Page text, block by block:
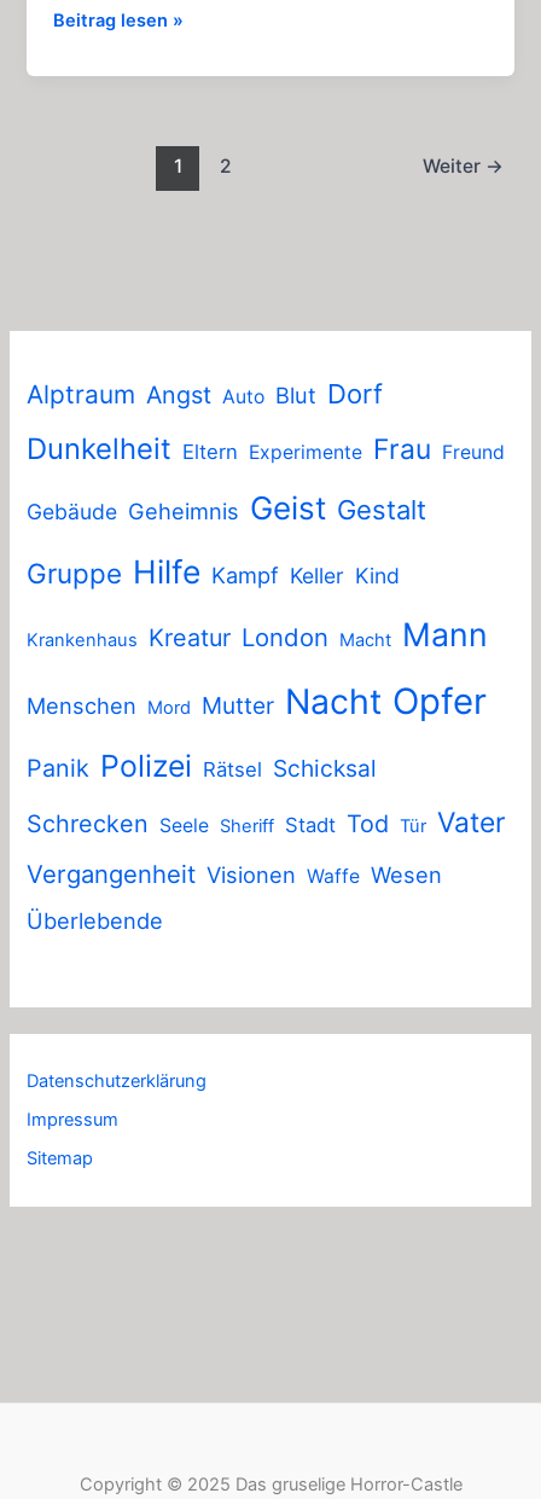
Alptraum Angst Auto Blut Dorf
Dunkelheit Eltern Experimente Frau Freund
Gebäude Geheimnis Geist Gestalt
Gruppe Hilfe Kampf Keller Kind
Krankenhaus Kreatur London Macht Mann
Menschen Mord Mutter Nacht Opfer
Panik Polizei Rätsel Schicksal
Schrecken
Seele Sheriff Stadt Tod Tür Vater
Vergangenheit Visionen Waffe Wesen
Überlebende
Datenschutzerklärung
Impressum
Sitemap
Das
Parfüm:
Beitrag lesen »
1 2 Weiter →
Copyright © 2025 Das gruselige Horror-Castle